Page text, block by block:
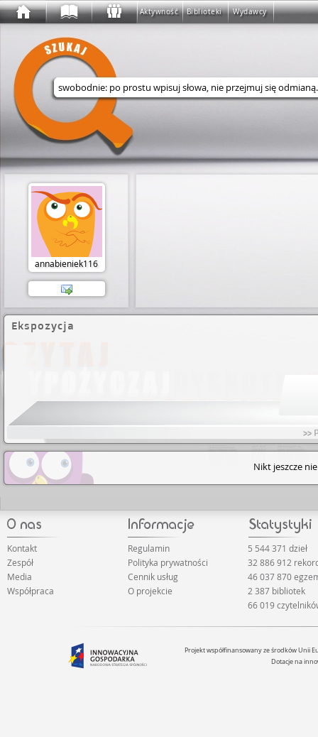
Aktywność Biblioteki Wydawcy
Wyszukaj w serwisie
annabieniek116
Ekspozycja
>>
Nikt jeszcze
Kontakt
Zespół
Media
Współpraca
Regulamin
Polityka prywatności
Cennik usług
O projekcie
5 544 371 dzieł
32 886 912
46 037 870
2 387 bibliotek
66 019
Projekt współfinansowany ze środków Unii
Dotacje na